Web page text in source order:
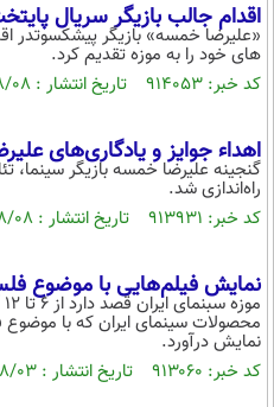
محیط
اقدام جالب بازيگر سريال
«علیرضا خمسه» بازیگر پیشکسوتدر
های خود را به موزه تقدیم کرد.
کد خبر: ۹۱۴۰۵۳ تاریخ انتشار : ۱۴۰۲/۰۸/۰۸
اهداء جوایز و یادگاری‌های
گنجینه علیرضا خمسه بازیگر سینما،
راه‌اندازی شد.
کد خبر: ۹۱۳۹۳۱ تاریخ انتشار : ۱۴۰۲/۰۸/۰۸
نمایش فیلم‌هایی با موضوع
محصولات سینمای ایران که با
نمایش درآورد.
کد خبر: ۹۱۳۰۶۰ تاریخ انتشار : ۱۴۰۲/۰۸/۰۳